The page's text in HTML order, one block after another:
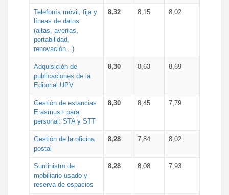
Telefonía móvil, fija y
líneas de datos
(altas, averías,
portabilidad,
renovación...)
8,32 8,15 8,02
Adquisición de
publicaciones de la
Editorial UPV
8,30 8,63 8,69
Gestión de estancias
Erasmus+ para
personal: STA y STT
8,30 8,45 7,79
Gestión de la oficina
postal
8,28 7,84 8,02
Suministro de
mobiliario usado y
reserva de espacios
8,28 8,08 7,93